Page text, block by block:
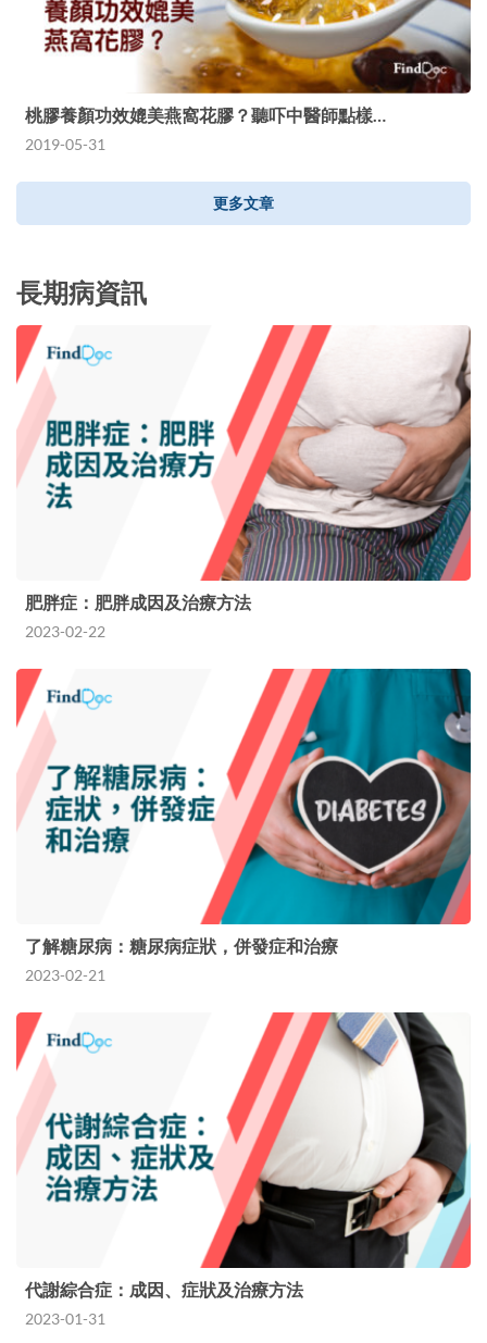
桃膠養顏功效媲美燕窩花膠？聽吓中醫師點樣…
2019-05-31
更多文章
長期病資訊
肥胖症：肥胖成因及治療方法
2023-02-22
了解糖尿病：糖尿病症狀，併發症和治療
2023-02-21
代謝綜合症：成因、症狀及治療方法
2023-01-31